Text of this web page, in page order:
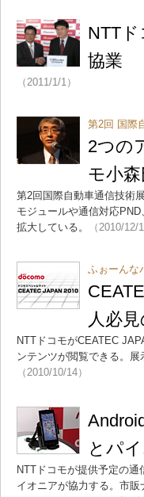
NTT
協業
（2011/1/1）
第2回 国際
2つの
モ小森
第2回国際自動車通信技術
モジュールや通信対応
拡大している。
（2010/12/1
ふぉーんな
人必
NTTドコモがCEATEC
ンテンツが閲覧できる。
（2010/10/14）
とパ
NTTドコモが提供予定の
イオニアが協力する。市